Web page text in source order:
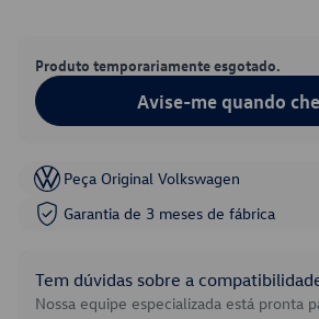
Produto temporariamente esgotado.
Avise-me quando
Peça Original Volkswagen
Garantia de 3 meses de fábrica
Tem dúvidas sobre a
Nossa equipe especializada está pronta